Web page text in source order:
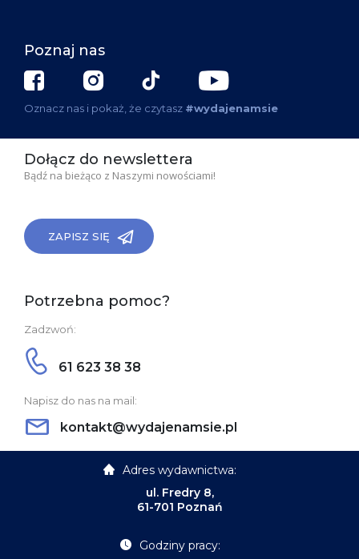
Poznaj nas
Oznacz nas i pokaż, że czytasz #wydajenamsie
Dołącz do newslettera
Bądź na bieżąco z Naszymi nowościami!
ZAPISZ SIĘ
Potrzebna pomoc?
Zadzwoń:
61 623 38 38
Napisz do nas na mail:
kontakt@wydajenamsie.pl
Adres wydawnictwa:
ul. Fredry 8,
61-701 Poznań
Godziny pracy: